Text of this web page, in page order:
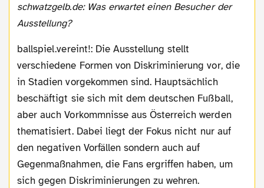
schwatzgelb.de: Was erwartet einen Besucher der
Ausstellung?
ballspiel.vereint!: Die Ausstellung stellt
verschiedene Formen von Diskriminierung vor, die
in Stadien vorgekommen sind. Hauptsächlich
beschäftigt sie sich mit dem deutschen Fußball,
aber auch Vorkommnisse aus Österreich werden
thematisiert. Dabei liegt der Fokus nicht nur auf
den negativen Vorfällen sondern auch auf
Gegenmaßnahmen, die Fans ergriffen haben, um
sich gegen Diskriminierungen zu wehren.